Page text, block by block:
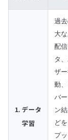
1. データ
学習
過
大
配
タ
ザ
動
バー
ン
ど
プッ